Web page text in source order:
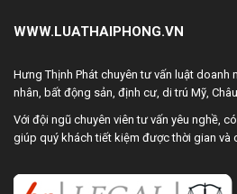
WWW.LUATHAIPHONG.VN
Hưng Thịnh Phát chuyên tư vấn luật doanh
nhân, bất động sản, định cư, di trú Mỹ,
Với đội ngũ chuyên viên tư vấn yêu nghề,
giúp quý khách tiết kiệm được thời gian và